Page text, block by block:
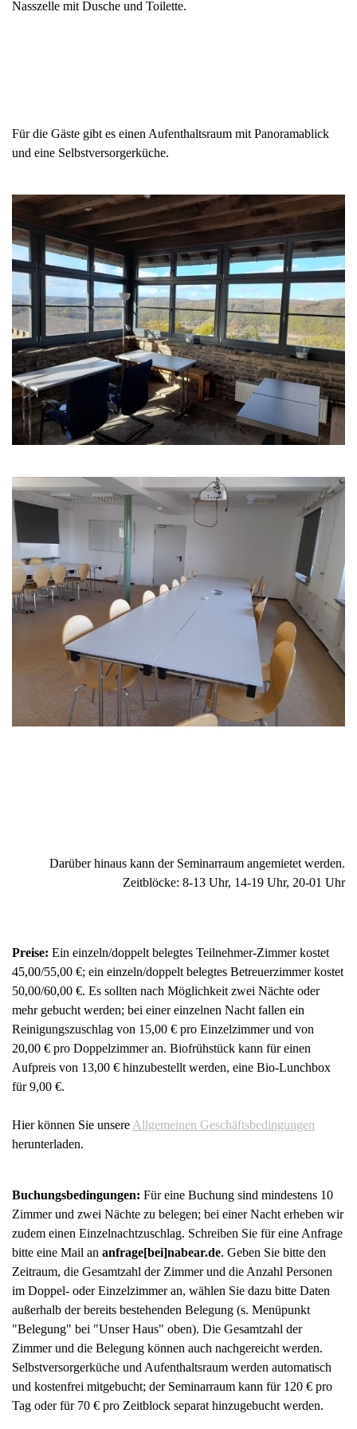
Nasszelle mit Dusche und Toilette.
Für die Gäste gibt es einen Aufenthaltsraum mit Panoramablick
und eine Selbstversorgerküche.
Darüber hinaus kann der Seminarraum angemietet werden.
Zeitblöcke: 8-13 Uhr, 14-19 Uhr, 20-01 Uhr
Preise: Ein einzeln/doppelt belegtes Teilnehmer-Zimmer kostet
45,00/55,00 €; ein einzeln/doppelt belegtes Betreuerzimmer kostet
50,00/60,00 €. Es sollten nach Möglichkeit zwei Nächte oder
mehr gebucht werden; bei einer einzelnen Nacht fallen ein
Reinigungszuschlag von 15,00 € pro Einzelzimmer und von
20,00 € pro Doppelzimmer an. Biofrühstück kann für einen
Aufpreis von 13,00 € hinzubestellt werden, eine Bio-Lunchbox
für 9,00 €.
Hier können Sie unsere Allgemeinen Geschäftsbedingungen
herunterladen.
Buchungsbedingungen: Für eine Buchung sind mindestens 10
Zimmer und zwei Nächte zu belegen; bei einer Nacht erheben wir
zudem einen Einzelnachtzuschlag. Schreiben Sie für eine Anfrage
bitte eine Mail an anfrage[bei]nabear.de. Geben Sie bitte den
Zeitraum, die Gesamtzahl der Zimmer und die Anzahl Personen
im Doppel- oder Einzelzimmer an, wählen Sie dazu bitte Daten
außerhalb der bereits bestehenden Belegung (s. Menüpunkt
"Belegung" bei "Unser Haus" oben). Die Gesamtzahl der
Zimmer und die Belegung können auch nachgereicht werden.
Selbstversorgerküche und Aufenthaltsraum werden automatisch
und kostenfrei mitgebucht; der Seminarraum kann für 120 € pro
Tag oder für 70 € pro Zeitblock separat hinzugebucht werden.